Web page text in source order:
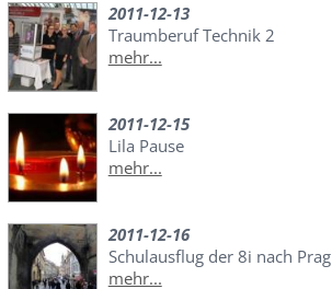
2011-12-13
Traumberuf Technik 2
mehr...
2011-12-15
Lila Pause
mehr...
2011-12-16
Schulausflug der 8i nach Prag
mehr...